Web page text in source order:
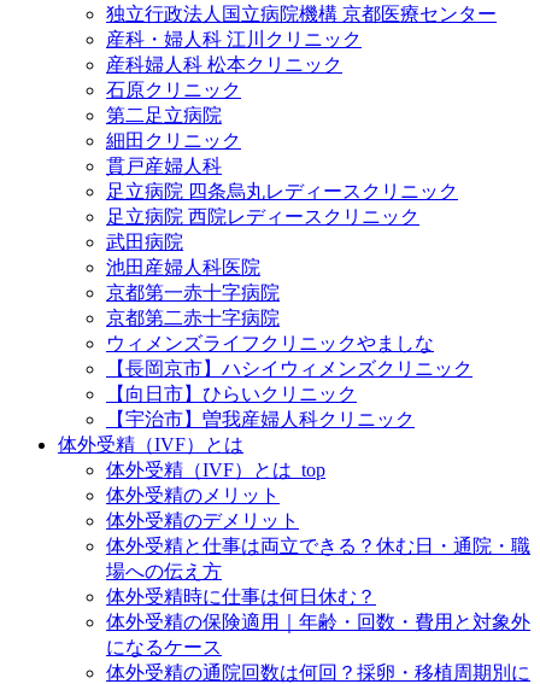
独立行政法人国立病院機構 京都医療センター
産科・婦人科 江川クリニック
産科婦人科 松本クリニック
石原クリニック
第二足立病院
細田クリニック
貫戸産婦人科
足立病院 四条烏丸レディースクリニック
足立病院 西院レディースクリニック
武田病院
池田産婦人科医院
京都第一赤十字病院
京都第二赤十字病院
ウィメンズライフクリニックやましな
【長岡京市】ハシイウィメンズクリニック
【向日市】ひらいクリニック
【宇治市】曽我産婦人科クリニック
体外受精（IVF）とは
体外受精（IVF）とは_top
体外受精のメリット
体外受精のデメリット
体外受精と仕事は両立できる？休む日・通院・職
場への伝え方
体外受精時に仕事は何日休む？
体外受精の保険適用｜年齢・回数・費用と対象外
になるケース
体外受精の通院回数は何回？採卵・移植周期別に